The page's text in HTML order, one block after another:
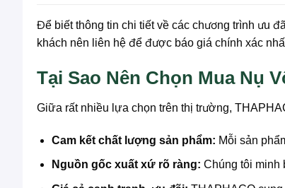
Để biết thông tin chi tiết về các chương trình ưu
khách nên liên hệ để được báo giá chính xác
Tại Sao Nên Chọn Mua Nụ
Giữa rất nhiều lựa chọn trên thị trường,
Cam kết chất lượng sản phẩm: Mỗi sản
Nguồn gốc xuất xứ rõ ràng: Chúng tôi minh